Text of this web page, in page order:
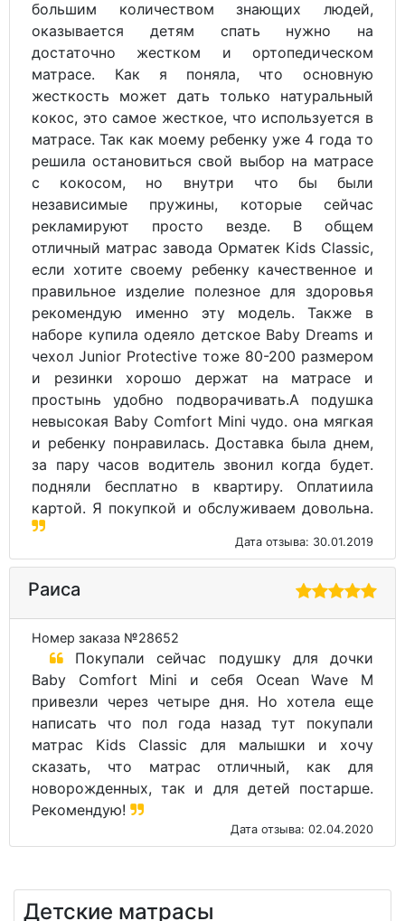
большим количеством знающих людей,
оказывается детям спать нужно на
достаточно жестком и ортопедическом
матрасе. Как я поняла, что основную
жесткость может дать только натуральный
кокос, это самое жесткое, что используется в
матрасе. Так как моему ребенку уже 4 года то
решила остановиться свой выбор на матрасе
с кокосом, но внутри что бы были
независимые пружины, которые сейчас
рекламируют просто везде. В общем
отличный матрас завода Орматек Kids Classic,
если хотите своему ребенку качественное и
правильное изделие полезное для здоровья
рекомендую именно эту модель. Также в
наборе купила одеяло детское Baby Dreams и
чехол Junior Protective тоже 80-200 размером
и резинки хорошо держат на матрасе и
простынь удобно подворачивать.А подушка
невысокая Baby Comfort Mini чудо. она мягкая
и ребенку понравилась. Доставка была днем,
за пару часов водитель звонил когда будет.
подняли бесплатно в квартиру. Оплатиила
картой. Я покупкой и обслуживаем довольна.
Дата отзыва: 30.01.2019
Раиса
Номер заказа №28652
Покупали сейчас подушку для дочки
Baby Comfort Mini и себя Ocean Wave M
привезли через четыре дня. Но хотела еще
написать что пол года назад тут покупали
матрас Kids Classic для малышки и хочу
сказать, что матрас отличный, как для
новорожденных, так и для детей постарше.
Рекомендую!
Дата отзыва: 02.04.2020
Детские матрасы